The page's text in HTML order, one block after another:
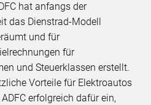
hat anfangs der
das Dienstrad-Modell
und für
für
und Steuerklassen erstellt.
Vorteile für Elektroautos
erfolgreich dafür ein,